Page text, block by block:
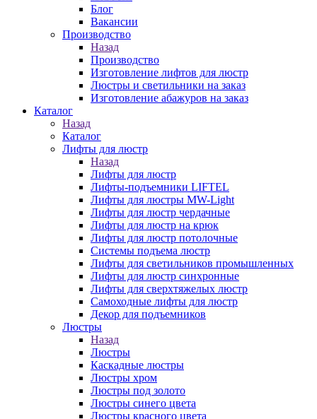
Блог
Вакансии
Производство
Назад
Производство
Изготовление лифтов для люстр
Люстры и светильники на заказ
Изготовление абажуров на заказ
Каталог
Назад
Каталог
Лифты для люстр
Назад
Лифты для люстр
Лифты-подъемники LIFTEL
Лифты для люстры MW-Light
Лифты для люстр чердачные
Лифты для люстр на крюк
Лифты для люстр потолочные
Системы подъема люстр
Лифты для светильников промышленных
Лифты для люстр синхронные
Лифты для сверхтяжелых люстр
Самоходные лифты для люстр
Декор для подъемников
Люстры
Назад
Люстры
Каскадные люстры
Люстры хром
Люстры под золото
Люстры синего цвета
Люстры красного цвета